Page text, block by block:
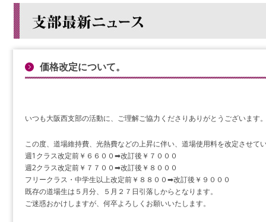
価格改定について。
いつも大阪西支部の活動に、ご理解ご協力くださりありがとうございます
この度、道場維持費、光熱費などの上昇に伴い、道場使用料を改定させて
週1クラス改定前￥６６００➡改訂後￥７０００
週2クラス改定前￥７７００➡改訂後￥８０００
フリークラス・中学生以上改定前￥８８００➡改訂後￥９０００
既存の道場生は５月分、５月２７日引落しからとなります。
ご迷惑おかけしますが、何卒よろしくお願いいたします。